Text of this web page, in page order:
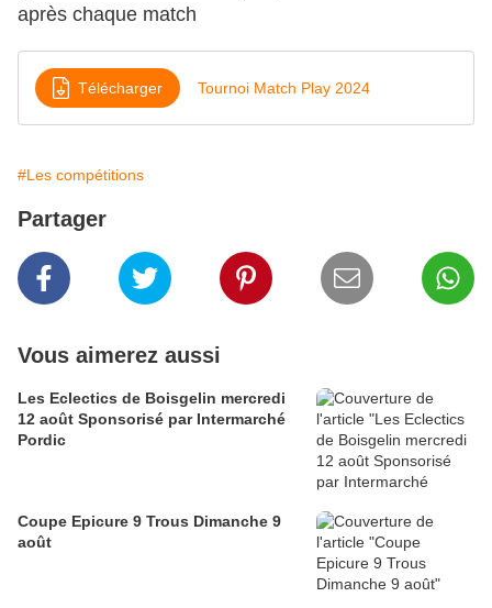
après chaque match
Télécharger Tournoi Match Play 2024
#Les compétitions
Partager
Vous aimerez aussi
Les Eclectics de Boisgelin mercredi
12 août Sponsorisé par Intermarché
Pordic
Coupe Epicure 9 Trous Dimanche 9
août